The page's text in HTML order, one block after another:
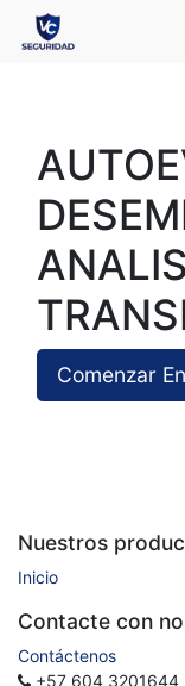
Comenzar
Nuestros
Inicio
Contacte con
Contáctenos
+57 604 3201644